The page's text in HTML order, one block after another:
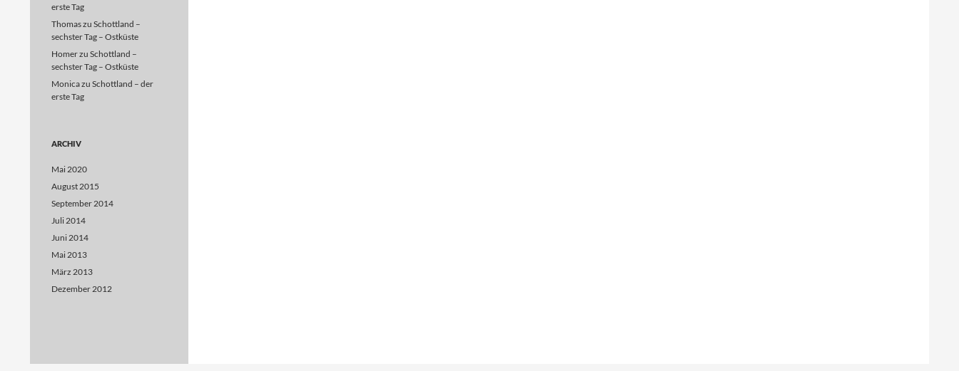
erste Tag
Thomaszu Schottland –
sechster Tag – Ostküste
Homerzu Schottland –
sechster Tag – Ostküste
Monicazu Schottland – der
erste Tag
ARCHIV
Mai 2020
August 2015
September 2014
Juli 2014
Juni 2014
Mai 2013
März 2013
Dezember 2012